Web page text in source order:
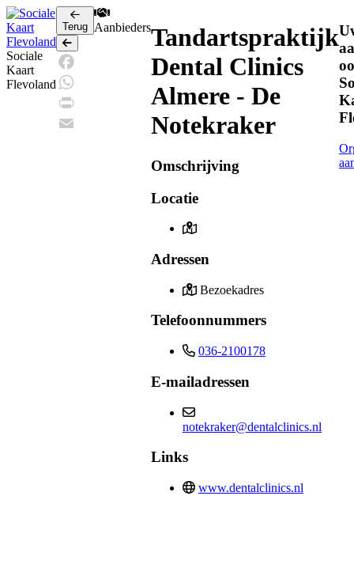
Sociale
Kaart
Flevoland
Terug
Terug
Facebook
WhatsApp
Print
AanbiedersTandartspraktijk
Dental Clinics
Almere - De
Notekraker
Omschrijving
Locatie
Adressen
Bezoekadres
Telefoonnummers
036-2100178
E-mailadressen
notekraker@dentalclinics.nl
Links
www.dentalclinics.nl